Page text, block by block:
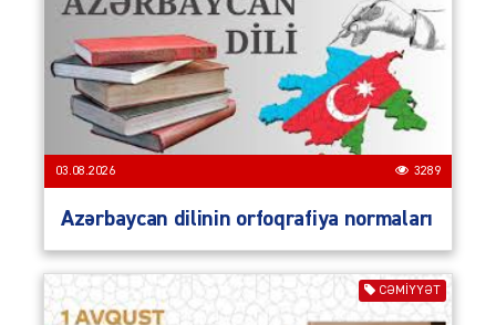
03.08.2026 3289
Azərbaycan dilinin orfoqrafiya normaları
CƏMIYYƏT